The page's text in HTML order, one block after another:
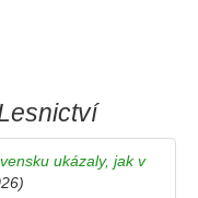
ukázaly, jak v